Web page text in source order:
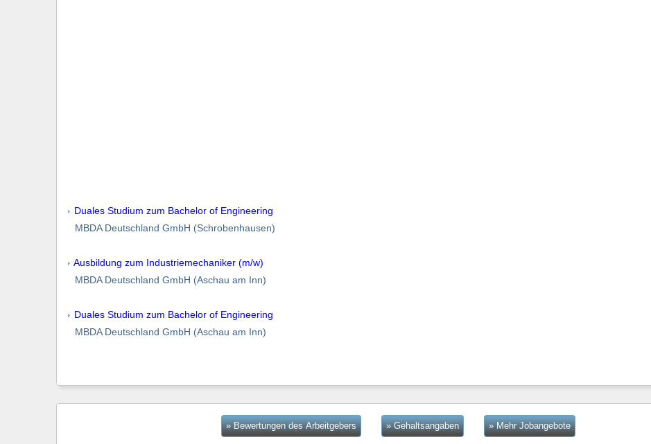
Duales Studium zum Bachelor of Engineering
MBDA Deutschland GmbH (Schrobenhausen)
Ausbildung zum Industriemechaniker (m/w)
MBDA Deutschland GmbH (Aschau am Inn)
Duales Studium zum Bachelor of Engineering
MBDA Deutschland GmbH (Aschau am Inn)
» Bewertungen des Arbeitgebers » Gehaltsangaben » Mehr Jobangebote